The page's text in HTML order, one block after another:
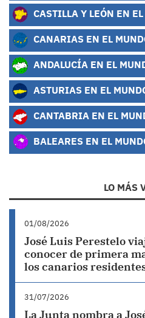
CASTILLA Y LEÓN EN
CANARIAS EN EL
ANDALUCÍA EN EL
ASTURIAS EN EL
CANTABRIA EN EL
BALEARES EN EL
LO MÁS
01/08/2026
José Luis Perestelo
conocer de primera
los canarios
31/07/2026
La Junta nombra a